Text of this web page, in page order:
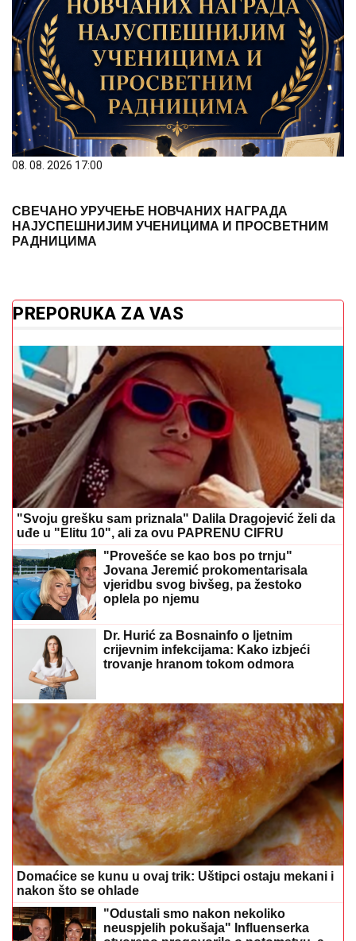
08. 08. 2026 17:00
СВЕЧАНО УРУЧЕЊЕ НОВЧАНИХ НАГРАДА
НАЈУСПЕШНИЈИМ УЧЕНИЦИМА И ПРОСВЕТНИМ
РАДНИЦИМА
PREPORUKA ZA VAS
"Svoju grešku sam priznala" Dalila Dragojević želi da
uđe u "Elitu 10", ali za ovu PAPRENU CIFRU
"Provešće se kao bos po trnju"
Jovana Jeremić prokomentarisala
vjeridbu svog bivšeg, pa žestoko
oplela po njemu
Dr. Hurić za Bosnainfo o ljetnim
crijevnim infekcijama: Kako izbjeći
trovanje hranom tokom odmora
Domaćice se kunu u ovaj trik: Uštipci ostaju mekani i
nakon što se ohlade
"Odustali smo nakon nekoliko
neuspjelih pokušaja" Influenserka